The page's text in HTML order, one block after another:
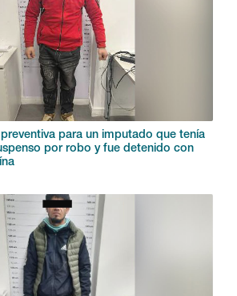
para un imputado que tenía
por robo y fue detenido con